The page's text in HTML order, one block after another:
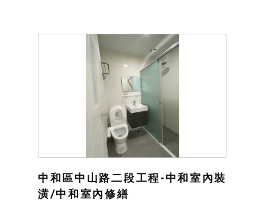
中和區中山路二段工程-中和室內裝
潢/中和室內修繕